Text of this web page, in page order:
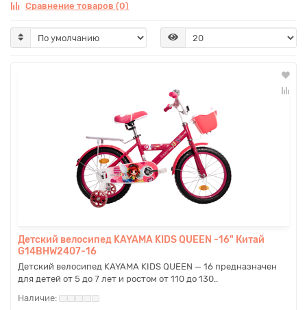
Сравнение товаров (0)
Детский велосипед KAYAMA KIDS QUEEN -16" Китай
G14BHW2407-16
Детский велосипед KAYAMA KIDS QUEEN — 16 предназначен
для детей от 5 до 7 лет и ростом от 110 до 130..